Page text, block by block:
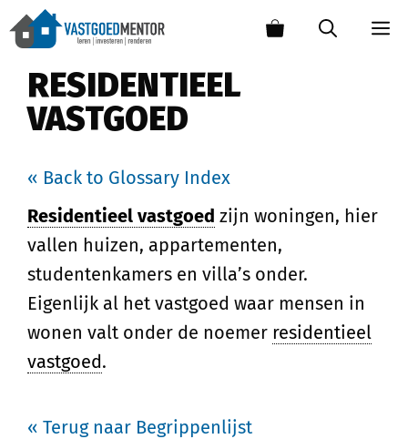
RESIDENTIEEL
VASTGOED
« Back to Glossary Index
Residentieel vastgoed zijn woningen, hier
vallen huizen, appartementen,
studentenkamers en villa’s onder.
Eigenlijk al het vastgoed waar mensen in
wonen valt onder de noemer residentieel
vastgoed.
« Terug naar Begrippenlijst